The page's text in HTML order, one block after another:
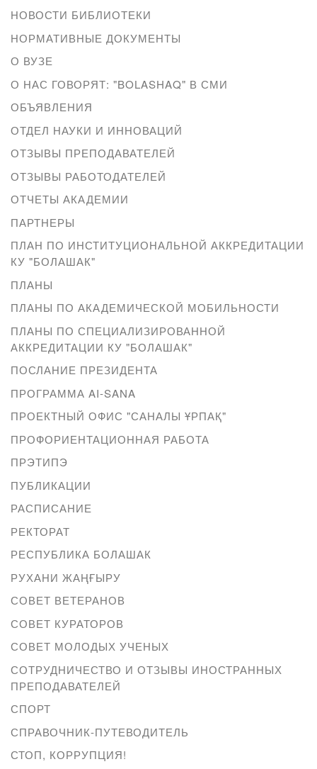
НОВОСТИ БИБЛИОТЕКИ
НОРМАТИВНЫЕ ДОКУМЕНТЫ
О ВУЗЕ
О НАС ГОВОРЯТ: "BOLASHAQ" В СМИ
ОБЪЯВЛЕНИЯ
ОТДЕЛ НАУКИ И ИННОВАЦИЙ
ОТЗЫВЫ ПРЕПОДАВАТЕЛЕЙ
ОТЗЫВЫ РАБОТОДАТЕЛЕЙ
ОТЧЕТЫ АКАДЕМИИ
ПАРТНЕРЫ
ПЛАН ПО ИНСТИТУЦИОНАЛЬНОЙ АККРЕДИТАЦИИ
КУ "БОЛАШАК"
ПЛАНЫ
ПЛАНЫ ПО АКАДЕМИЧЕСКОЙ МОБИЛЬНОСТИ
ПЛАНЫ ПО СПЕЦИАЛИЗИРОВАННОЙ
АККРЕДИТАЦИИ КУ "БОЛАШАК"
ПОСЛАНИЕ ПРЕЗИДЕНТА
ПРОГРАММА AI-SANA
ПРОЕКТНЫЙ ОФИС "САНАЛЫ ҰРПАҚ"
ПРОФОРИЕНТАЦИОННАЯ РАБОТА
ПРЭТИПЭ
ПУБЛИКАЦИИ
РАСПИСАНИЕ
РЕКТОРАТ
РЕСПУБЛИКА БОЛАШАК
РУХАНИ ЖАҢҒЫРУ
СОВЕТ ВЕТЕРАНОВ
СОВЕТ КУРАТОРОВ
СОВЕТ МОЛОДЫХ УЧЕНЫХ
СОТРУДНИЧЕСТВО И ОТЗЫВЫ ИНОСТРАННЫХ
ПРЕПОДАВАТЕЛЕЙ
СПОРТ
СПРАВОЧНИК-ПУТЕВОДИТЕЛЬ
СТОП, КОРРУПЦИЯ!